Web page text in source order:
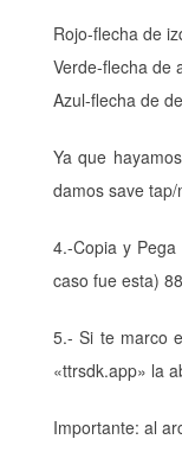
Azul-flecha de
Ya que
damos save tap/
4.-Copia y
caso fue esta)
5.- Si te marco
«ttrsdk.app» la
Importante: al